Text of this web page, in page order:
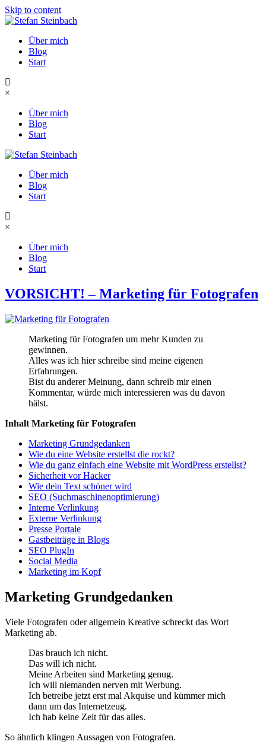
Skip to content
Über mich
Blog
Start
×
Über mich
Blog
Start
Über mich
Blog
Start
×
Über mich
Blog
Start
VORSICHT! – Marketing für Fotografen
Marketing für Fotografen um mehr Kunden zu
gewinnen.
Alles was ich hier schreibe sind meine eigenen
Erfahrungen.
Bist du anderer Meinung, dann schreib mir einen
Kommentar, würde mich interessieren was du davon
hälst.
Inhalt Marketing für Fotografen
Marketing Grundgedanken
Wie du eine Website erstellst die rockt?
Wie du ganz einfach eine Website mit WordPress erstellst?
Sicherheit vor Hacker
Wie dein Text schöner wird
SEO (Suchmaschinenoptimierung)
Interne Verlinkung
Externe Verlinkung
Presse Portale
Gastbeiträge in Blogs
SEO PlugIn
Social Media
Marketing im Kopf
Marketing Grundgedanken
Viele Fotografen oder allgemein Kreative schreckt das Wort
Marketing ab.
Das brauch ich nicht.
Das will ich nicht.
Meine Arbeiten sind Marketing genug.
Ich will niemanden nerven mit Werbung.
Ich betreibe jetzt erst mal Akquise und kümmer mich
dann um das Internetzeug.
Ich hab keine Zeit für das alles.
So ähnlich klingen Aussagen von Fotografen.